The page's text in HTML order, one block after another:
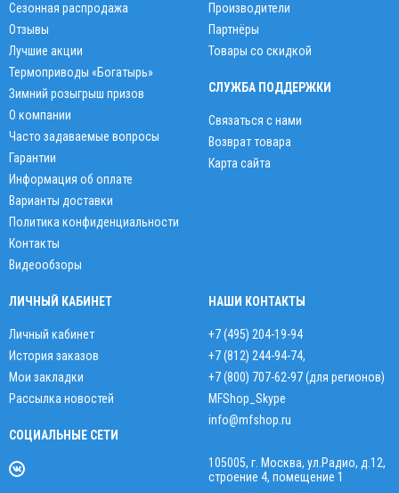
Сезонная распродажа
Отзывы
Лучшие акции
Термоприводы «Богатырь»
Зимний розыгрыш призов
О компании
Часто задаваемые вопросы
Гарантии
Информация об оплате
Варианты доставки
Политика конфиденциальности
Контакты
Видеообзоры
Производители
Партнёры
Товары со скидкой
СЛУЖБА ПОДДЕРЖКИ
Связаться с нами
Возврат товара
Карта сайта
ЛИЧНЫЙ КАБИНЕТ
Личный кабинет
История заказов
Мои закладки
Рассылка новостей
СОЦИАЛЬНЫЕ СЕТИ
НАШИ КОНТАКТЫ
+7 (495) 204-19-94
+7 (812) 244-94-74,
+7 (800) 707-62-97 (для регионов)
MFShop_Skype
info@mfshop.ru
105005, г. Москва, ул.Радио, д.12,
строение 4, помещение 1